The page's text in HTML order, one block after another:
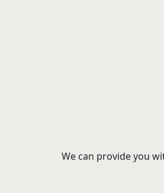
We can provide you